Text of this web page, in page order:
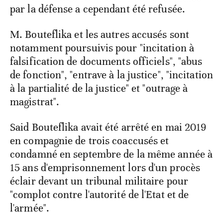
par la défense a cependant été refusée.
M. Bouteflika et les autres accusés sont
notamment poursuivis pour "incitation à
falsification de documents officiels", "abus
de fonction", "entrave à la justice", "incitation
à la partialité de la justice" et "outrage à
magistrat".
Said Bouteflika avait été arrêté en mai 2019
en compagnie de trois coaccusés et
condamné en septembre de la même année à
15 ans d'emprisonnement lors d'un procès
éclair devant un tribunal militaire pour
"complot contre l'autorité de l'Etat et de
l'armée".